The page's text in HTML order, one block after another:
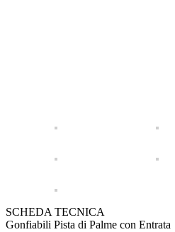
SCHEDA TECNICA
Gonfiabili Pista di Palme con Entrata